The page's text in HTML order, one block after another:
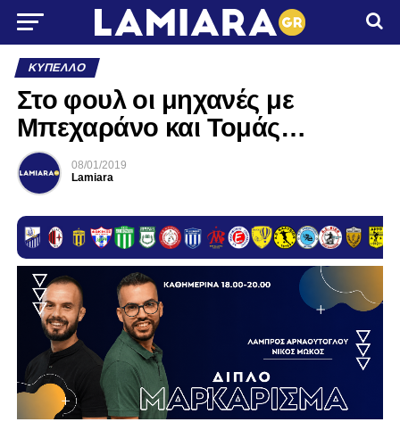
ΚΎΠΕΛΛΟ
Στο φουλ οι μηχανές με
Μπεχαράνο και Τομάς…
08/01/2019
Lamiara